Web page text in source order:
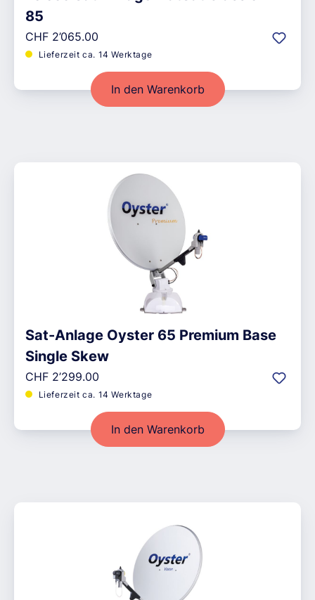
85
Regulärer Preis:
CHF 2’065.00
Lieferzeit ca. 14 Werktage
In den Warenkorb
Sat-Anlage Oyster 65 Premium Base
Single Skew
Regulärer Preis:
CHF 2’299.00
Lieferzeit ca. 14 Werktage
In den Warenkorb